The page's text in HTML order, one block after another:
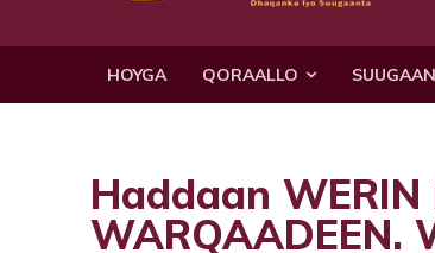
HOYGA QORAALLO SUUGAAN
Haddaan
WARQAADEEN.